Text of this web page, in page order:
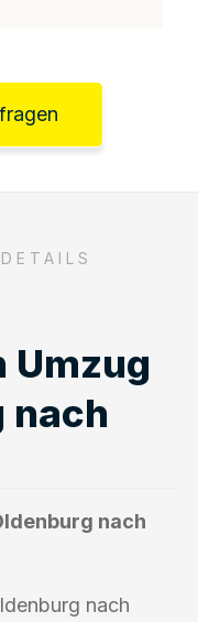
Umzug
nach
nach
nach